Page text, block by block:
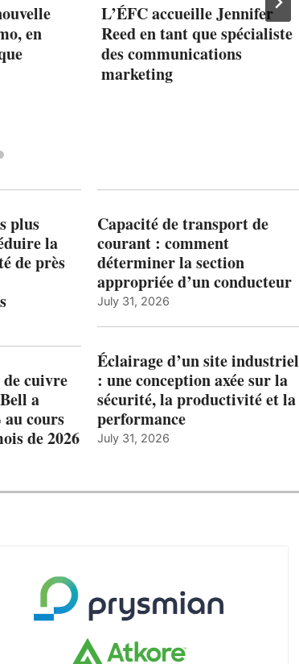
en
L’ÉFC accueille Jennifer
Reed en tant que spécialiste
des communications
marketing
plus
la
de près
cuivre
a
au cours
de 2026
Capacité de transport de
courant : comment
déterminer la section
appropriée d’un conducteur
July 31, 2026
Éclairage d’un site industriel
: une conception axée sur la
sécurité, la productivité et la
performance
July 31, 2026